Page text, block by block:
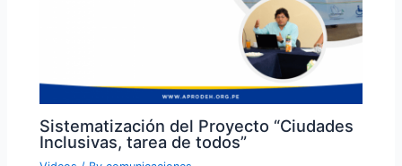
Sistematización del Proyecto “Ciudades
Inclusivas, tarea de todos”